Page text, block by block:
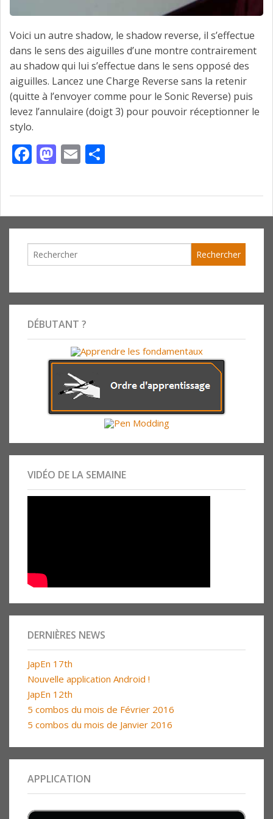
Voici un autre shadow, le shadow reverse, il s’effectue
dans le sens des aiguilles d’une montre contrairement
au shadow qui lui s’effectue dans le sens opposé des
aiguilles. Lancez une Charge Reverse sans la retenir
(quitte à l’envoyer comme pour le Sonic Reverse) puis
levez l’annulaire (doigt 3) pour pouvoir réceptionner le
stylo.
Facebook
Mastodon
Email
DÉBUTANT ?
VIDÉO DE LA SEMAINE
DERNIÈRES NEWS
JapEn 17th
Nouvelle application Android !
JapEn 12th
5 combos du mois de Février 2016
5 combos du mois de Janvier 2016
APPLICATION